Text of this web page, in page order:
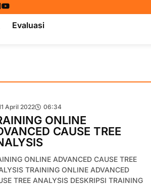
Evaluasi
April 2022 06:34
ONLINE
CAUSE TREE
ONLINE ADVANCED CAUSE TREE
TRAINING ONLINE ADVANCED
TREE ANALYSIS DESKRIPSI TRAINING